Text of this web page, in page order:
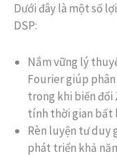
Dưới đây là một số
DSP:
Nắm vững lý
Fourier giúp
trong khi biến đổi
tính thời gian bất
Rèn luyện tư duy
phát triển khả